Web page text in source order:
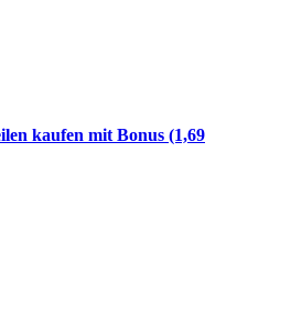
kaufen mit Bonus (1,69